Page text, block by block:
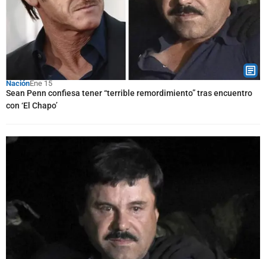
NaciónEne 15
Sean Penn confiesa tener “terrible remordimiento” tras encuentro
con ‘El Chapo’